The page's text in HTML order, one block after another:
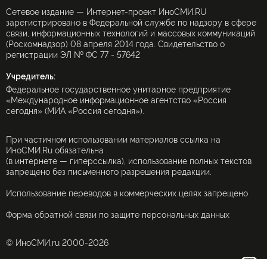
Сетевое издание — Интернет-проект ИноСМИ.RU
зарегистрировано в Федеральной службе по надзору в сфере
связи, информационных технологий и массовых коммуникаций
(Роскомнадзор) 08 апреля 2014 года. Свидетельство о
регистрации ЭЛ № ФС 77 - 57642
Учредитель:
Федеральное государственное унитарное предприятие
«Международное информационное агентство «Россия
сегодня» (МИА «Россия сегодня»).
При частичном использовании материалов ссылка на
ИноСМИ.Ru обязательна
(в интернете — гиперссылка), использование полных текстов
запрещено без письменного разрешения редакции.
Использование переводов в коммерческих целях запрещено
Форма обратной связи по защите персональных данных
© ИноСМИ.ru 2000-2026